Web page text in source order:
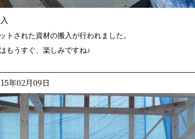
トされた資材の搬入が行われました。
もうすぐ、楽しみですね♪
年02月09日